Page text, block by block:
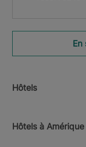
En
Hôtels
Hôtels à Amérique